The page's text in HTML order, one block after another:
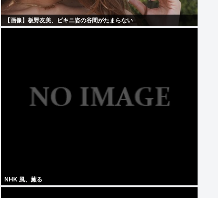
【画像】板野友美、ビキニ姿の谷間がたまらない
NHK 風、薫る